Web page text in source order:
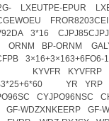
LXEUTPE-EPUR
FROR8203CEI
3*16
ORNM BP-ORNM
3×16+3×163+6FO6-
KYVFR
KYVFRP
YR
YRP
CYJPO96NSC
GF-WDZXNKEERP
GF-